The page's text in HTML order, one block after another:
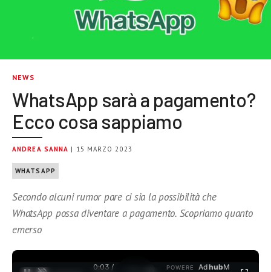
NEWS
WhatsApp sarà a pagamento?
Ecco cosa sappiamo
ANDREA SANNA | 15 MARZO 2023
WHATSAPP
Secondo alcuni rumor pare ci sia la possibilità che
WhatsApp possa diventare a pagamento. Scopriamo quanto
emerso
0:04 /
POWERE
AdhubM